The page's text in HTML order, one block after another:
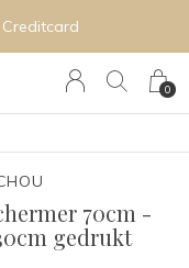
0
70cm -
gedrukt